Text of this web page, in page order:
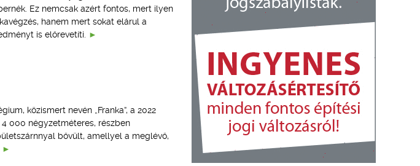
Ez nemcsak azért fontos, mert ilyen
hanem mert sokat elárul a
is előrevetíti.
közismert nevén „Franka”, a 2022
000 négyzetméteres, részben
bővült, amellyel a meglévő,